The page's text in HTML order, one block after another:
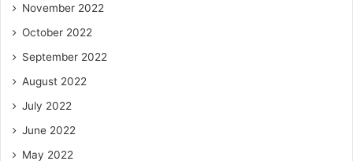
November 2022
October 2022
September 2022
August 2022
July 2022
June 2022
May 2022